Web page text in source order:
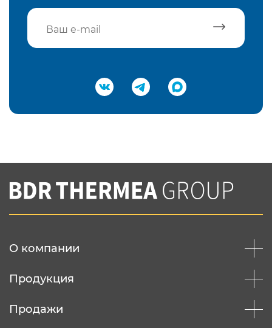
Подтвердить e-mail
Вы соглашаетесь с нашей политикой
конфеденциальности
О компании
Продукция
Продажи